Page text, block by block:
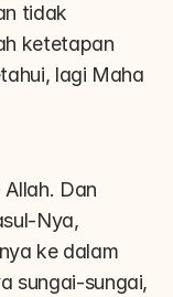
tidak
ketetapan
lagi Maha
Dan
Nya,
ke dalam
sungai-sungai,